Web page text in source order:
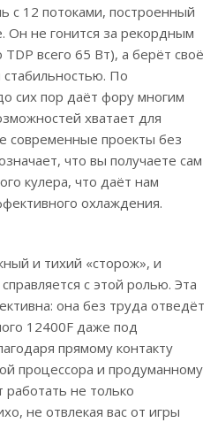
с 12 потоками, построенный
Он не гонится за рекордным
всего 65 Вт), а берёт своё
стабильностью. По
сих пор даёт фору многим
хватает для
современные проекты без
что вы получаете сам
кулера, что даёт нам
охлаждения.
и тихий «сторож», и
с этой ролью. Эта
она без труда отведёт
12400F даже под
прямому контакту
процессора и продуманному
работать не только
не отвлекая вас от игры